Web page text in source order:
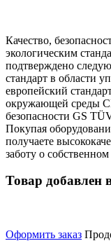
Качество,
экологическим
подтверждено
стандарт в области
европейский
окружающей среды
безопасности GS
Покупая
получаете
заботу о
Товар добавлен
Оформить заказ